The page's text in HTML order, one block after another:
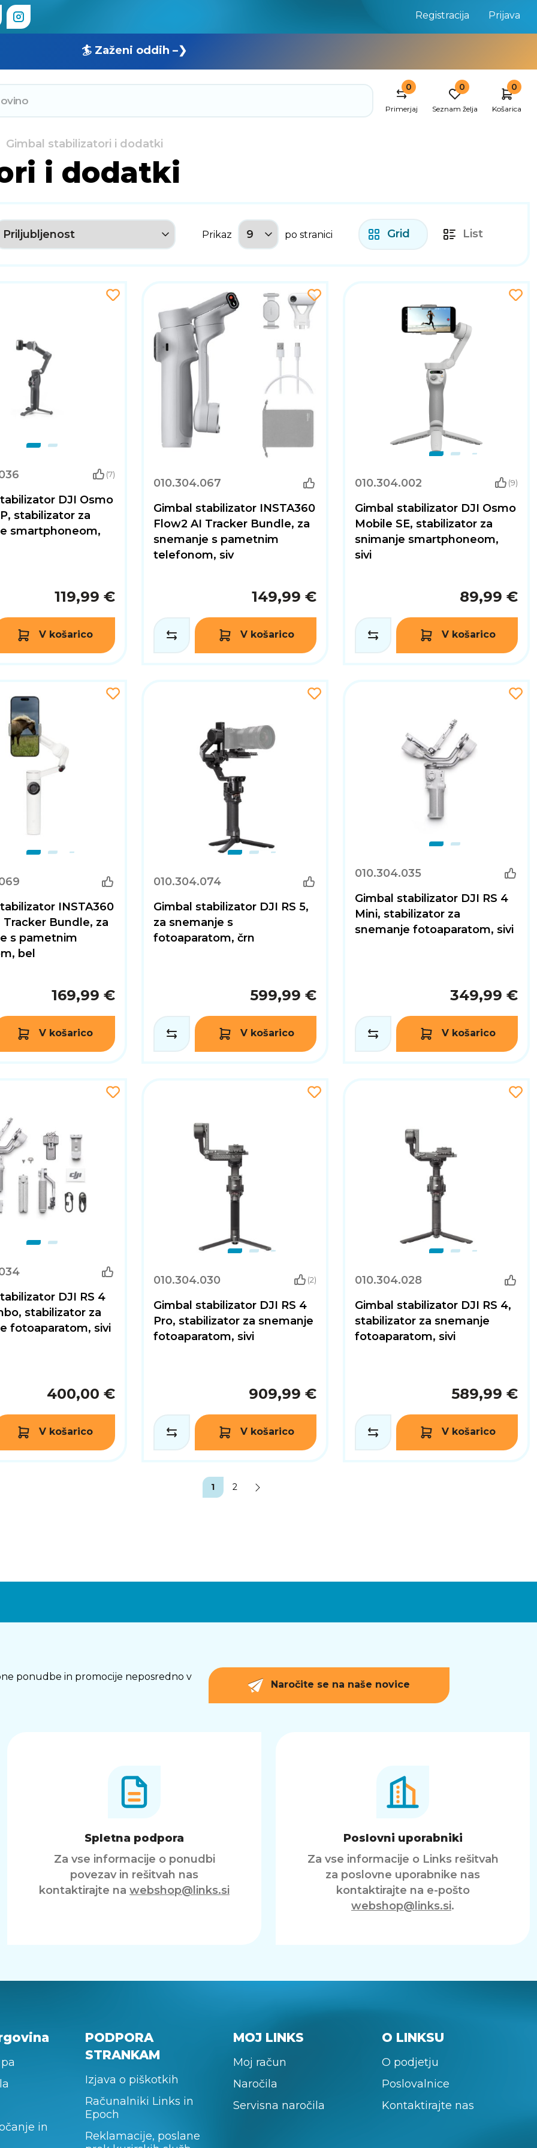
Registracija Prijava
🏄 Zaženi oddih –❯
0
Primerjaj
0
Seznam želja
0
Košarica
Gimbal stabilizatori i dodatki
i dodatki
Prikaz po stranici Grid List
(7)
DJI Osmo
stabilizator za
smartphoneom,
119,99 €
V košarico
010.304.067
Gimbal stabilizator INSTA360
Flow2 AI Tracker Bundle, za
snemanje s pametnim
telefonom, siv
149,99 €
V košarico
010.304.002 (9)
Gimbal stabilizator DJI Osmo
Mobile SE, stabilizator za
snimanje smartphoneom,
sivi
89,99 €
V košarico
INSTA360
Tracker Bundle, za
s pametnim
bel
169,99 €
V košarico
010.304.074
Gimbal stabilizator DJI RS 5,
za snemanje s
fotoaparatom, črn
599,99 €
V košarico
010.304.035
Gimbal stabilizator DJI RS 4
Mini, stabilizator za
snemanje fotoaparatom, sivi
349,99 €
V košarico
DJI RS 4
stabilizator za
fotoaparatom, sivi
400,00 €
V košarico
010.304.030 (2)
Gimbal stabilizator DJI RS 4
Pro, stabilizator za snemanje
fotoaparatom, sivi
909,99 €
V košarico
010.304.028
Gimbal stabilizator DJI RS 4,
stabilizator za snemanje
fotoaparatom, sivi
589,99 €
V košarico
1 2
ponudbe in promocije neposredno v
Naročite se na naše novice
Spletna podpora
Za vse informacije o ponudbi
povezav in rešitvah nas
kontaktirajte na webshop@links.si
Poslovni uporabniki
Za vse informacije o Links rešitvah
za poslovne uporabnike nas
kontaktirajte na e-pošto
webshop@links.si.
in
PODPORA
STRANKAM
Izjava o piškotkih
Računalniki Links in
Epoch
Reklamacije, poslane
MOJ LINKS
Moj račun
Naročila
Servisna naročila
O LINKSU
O podjetju
Poslovalnice
Kontaktirajte nas